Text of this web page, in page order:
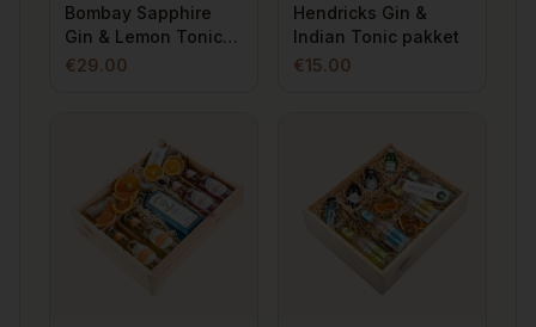
Bombay Sapphire
Gin & Lemon Tonic
pakket
€29.00
Hendricks Gin &
Indian Tonic pakket
€15.00